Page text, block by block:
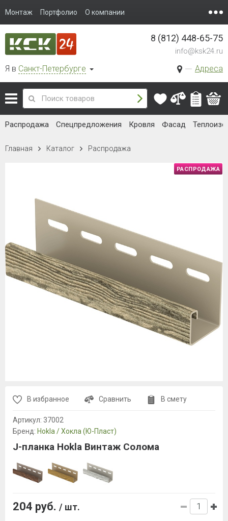
Монтаж Портфолио О компании
Я в Санкт-Петербурге Адреса
8 (812) 448-65-75
info@ksk24.ru
Распродажа Спецпредложения Кровля Фасад
Главная Каталог Распродажа
РАСПРОДАЖА
В избранное Сравнить В смету
Артикул: 37002
Бренд: Hokla / Хокла (Ю-Пласт)
J-планка Hokla Винтаж Солома
204 руб. / шт.